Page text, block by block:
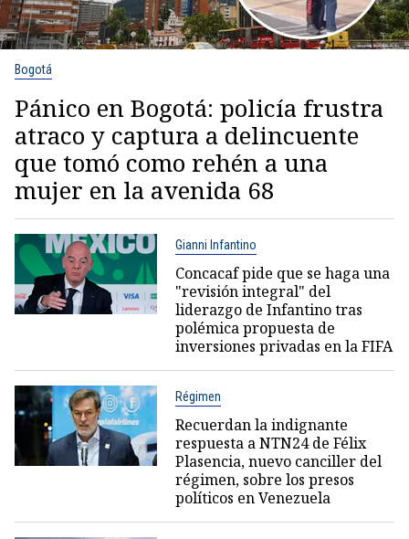
Bogotá
Pánico en Bogotá: policía frustra
atraco y captura a delincuente
que tomó como rehén a una
mujer en la avenida 68
Gianni Infantino
Concacaf pide que se haga una
"revisión integral" del
liderazgo de Infantino tras
polémica propuesta de
inversiones privadas en la FIFA
Régimen
Recuerdan la indignante
respuesta a NTN24 de Félix
Plasencia, nuevo canciller del
régimen, sobre los presos
políticos en Venezuela